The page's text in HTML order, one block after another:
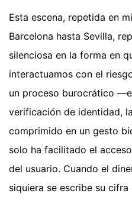
Esta escena, repetida en
Barcelona hasta Sevilla,
silenciosa en la forma en
interactuamos con el
un proceso burocrático
verificación de identidad,
comprimido en un gesto
solo ha facilitado el
del usuario. Cuando el
siquiera se escribe su